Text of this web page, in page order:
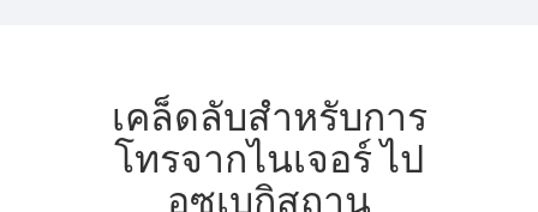
เคล็ดลับสำหรับการ
โทรจากไนเจอร์ ไป
อุซเบกิสถาน